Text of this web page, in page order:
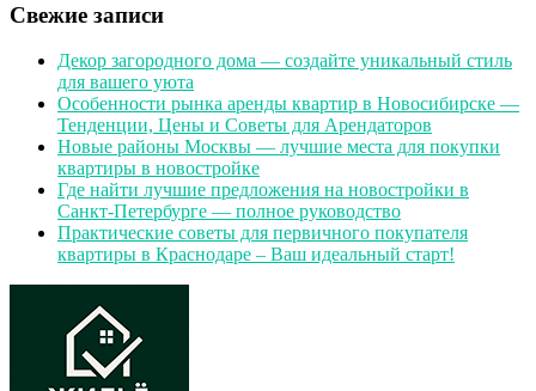
Свежие записи
Декор загородного дома — создайте уникальный стиль
для вашего уюта
Особенности рынка аренды квартир в Новосибирске —
Тенденции, Цены и Советы для Арендаторов
Новые районы Москвы — лучшие места для покупки
квартиры в новостройке
Где найти лучшие предложения на новостройки в
Санкт-Петербурге — полное руководство
Практические советы для первичного покупателя
квартиры в Краснодаре – Ваш идеальный старт!